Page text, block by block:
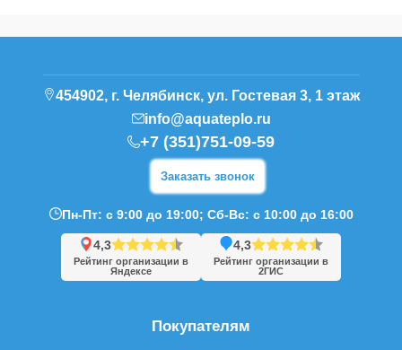
Покупателям
454902, г. Челябинск, ул. Гостевая 3, 1 этаж
info@aquateplo.ru
+7 (351)751-09-59
Заказать звонок
Пн-Пт: с 9:00 до 19:00; Сб-Вс: с 10:00 до 16:00
4,3
Рейтинг организации в
Яндексе
4,3
Рейтинг организации в
2ГИС